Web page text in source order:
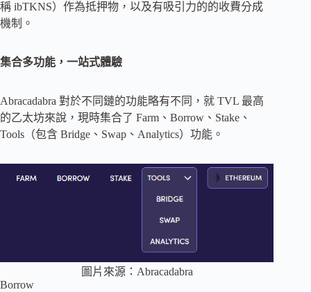
稱 ibTKNS）作為抵押物，以及有吸引力的的收費分成
機制。
集合多功能，一站式體驗
Abracadabra 對於不同鏈的功能略有不同，就 TVL 最高
的乙太坊來說，現時集合了 Farm、Borrow、Stake、
Tools（包含 Bridge、Swap、Analytics）功能。
圖片來源：Abracadabra
Borrow